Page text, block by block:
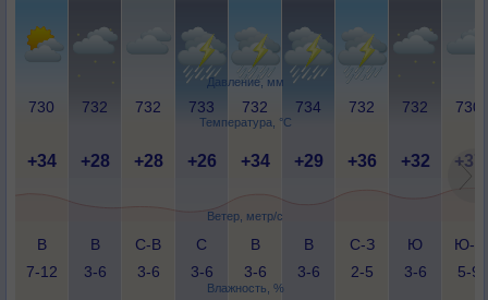
Давление, мм
Температура, °C
Ветер, метр/с
Влажность, %
730 732 732 733 732 734 732 732 730
+34 +28 +28 +26 +34 +29 +36 +32 +37
В
7-12
В
3-6
С-В
3-6
С
3-6
В
3-6
В
3-6
С-З
2-5
Ю
3-6
Ю-З
5-9